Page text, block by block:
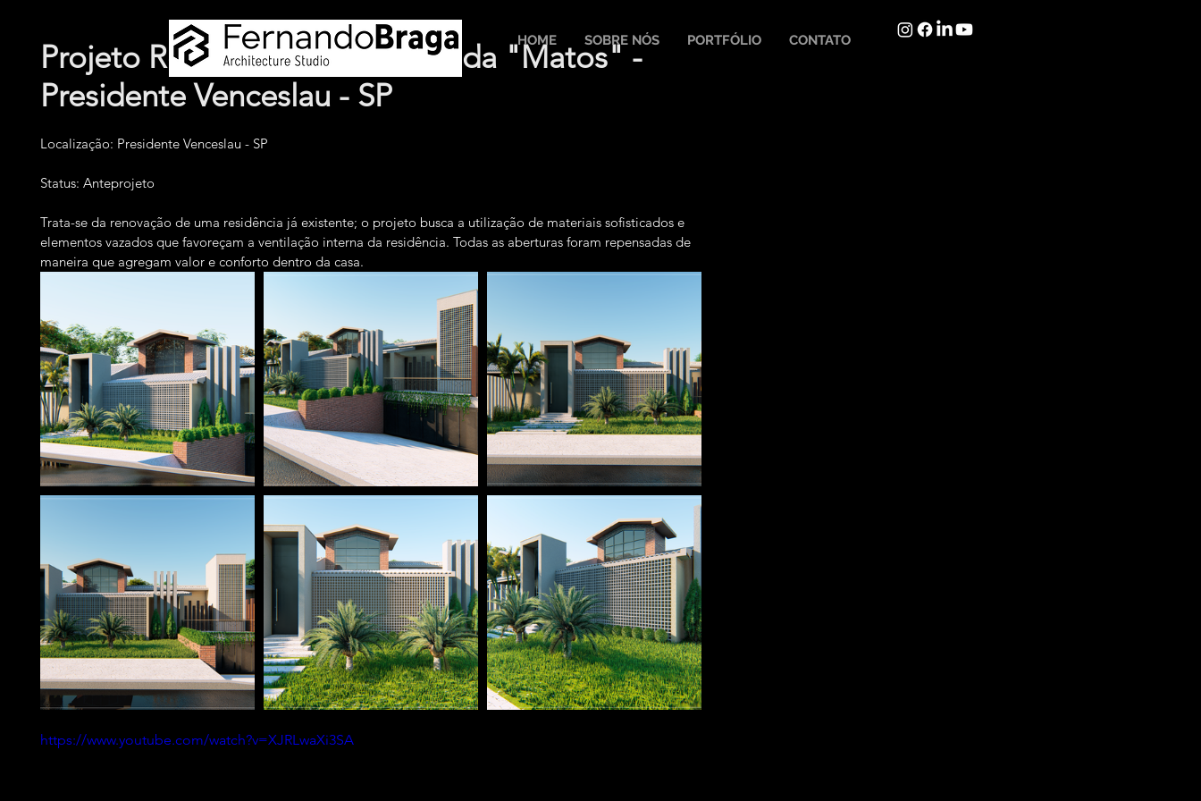
HOME SOBRE NÓS PORTFÓLIO CONTATO
Projeto Residencial para Fachada "Matos" -
Presidente Venceslau - SP
Localização: Presidente Venceslau - SP
Status: Anteprojeto
Trata-se da renovação de uma residência já existente; o projeto busca a utilização de materiais sofisticados e
elementos vazados que favoreçam a ventilação interna da residência. Todas as aberturas foram repensadas de
maneira que agregam valor e conforto dentro da casa.
https://www.youtube.com/watch?v=XJRLwaXi3SA